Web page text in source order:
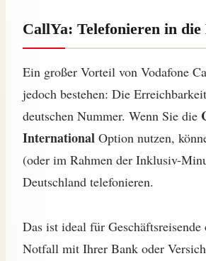
CallYa: Telefonieren in die
Ein großer Vorteil von Vodafone
jedoch bestehen: Die
deutschen Nummer. Wenn Sie die
International Option nutzen,
(oder im Rahmen der Inklusiv-
Deutschland telefonieren.
Das ist ideal für
Notfall mit Ihrer Bank oder